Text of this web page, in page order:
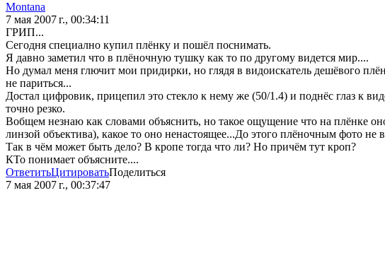
Montana
7 мая 2007 г., 00:34:11
ГРИП...
Сегодня специално купил плёнку и пошёл поснимать.
Я давно заметил что в плёночную тушку как то по другому видется мир....
Но думал меня глючит мои придирки, но глядя в видоискатель дешёвого
не париться...
Достал цифровик, прицепил это стекло к нему же (50/1.4) и поднёс глаз к
точно резко.
Вобщем незнаю как словами объяснить, но такое ощущение что на плёнке
линзой объектива), какое то оно ненастоящее...До этого плёночным фото
Так в чём может быть дело? В кропе тогда что ли? Но причём тут кроп?
КТо понимает объясните....
ОтветитьЦитироватьПоделиться
7 мая 2007 г., 00:37:47